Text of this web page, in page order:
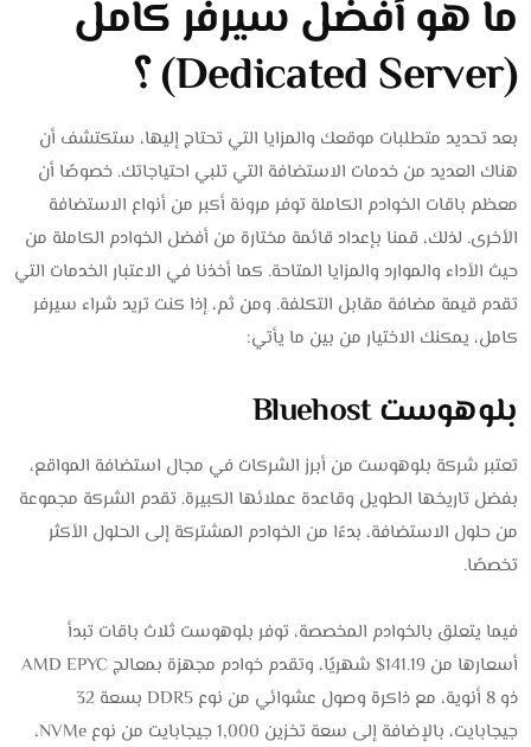
ما هو أفضل سيرفر كامل
(Dedicated Server) ؟
بعد تحديد متطلبات موقعك والمزايا التي تحتاج إليها، ستكتشف أن
هناك العديد من خدمات الاستضافة التي تلبي احتياجاتك. خصوصًا أن
معظم باقات الخوادم الكاملة توفر مرونة أكبر من أنواع الاستضافة
الأخرى. لذلك، قمنا بإعداد قائمة مختارة من أفضل الخوادم الكاملة من
حيث الأداء والموارد والمزايا المتاحة. كما أخذنا في الاعتبار الخدمات التي
تقدم قيمة مضافة مقابل التكلفة. ومن ثم، إذا كنت تريد شراء سيرفر
كامل، يمكنك الاختيار من بين ما يأتي:
بلوهوست Bluehost
تعتبر شركة بلوهوست من أبرز الشركات في مجال استضافة المواقع،
بفضل تاريخها الطويل وقاعدة عملائها الكبيرة. تقدم الشركة مجموعة
من حلول الاستضافة، بدءًا من الخوادم المشتركة إلى الحلول الأكثر
تخصصًا.
فيما يتعلق بالخوادم المخصصة، توفر بلوهوست ثلاث باقات تبدأ
أسعارها من 141.19$ شهريًا، وتقدم خوادم مجهزة بمعالج AMD EPYC
ذو 8 أنوية، مع ذاكرة وصول عشوائي من نوع DDR5 بسعة 32
جيجابايت، بالإضافة إلى سعة تخزين 1,000 جيجابايت من نوع NVMe،